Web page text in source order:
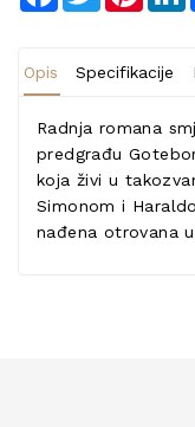
Opis Specifikacije
Radnja romana
predgrađu
koja živi u
Simonom i
nađena otrovana